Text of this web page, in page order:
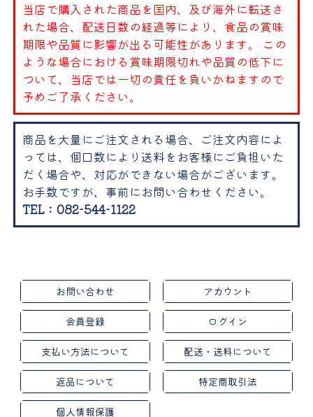
当店で購入された商品を国内、及び海外に転送さ
れた場合、配送日数の経過等により、食品の賞味
期限や品質に影響が出る可能性があります。 この
ような場合における賞味期限切れや品質の低下に
ついて、当店では一切の責任を負いかねますので
予めご了承ください。
商品を大量にご注文される場合、ご注文内容によ
っては、個口数により送料をお客様にご負担いた
だく場合や、対応ができない場合がございます。
お手数ですが、事前にお問い合わせください。
TEL：082-544-1122
お問い合わせ アカウント
会員登録 ログイン
支払い方法について 配送・送料について
返品について 特定商取引法
個人情報保護